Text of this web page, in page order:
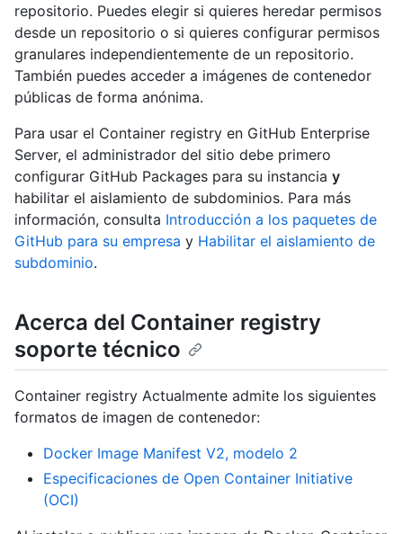
repositorio. Puedes elegir si quieres heredar permisos
desde un repositorio o si quieres configurar permisos
granulares independientemente de un repositorio.
También puedes acceder a imágenes de contenedor
públicas de forma anónima.
Para usar el Container registry en GitHub Enterprise
Server, el administrador del sitio debe primero
configurar GitHub Packages para su instancia y
habilitar el aislamiento de subdominios. Para más
información, consulta Introducción a los paquetes de
GitHub para su empresa y Habilitar el aislamiento de
subdominio.
Acerca del Container registry
soporte técnico
Container registry Actualmente admite los siguientes
formatos de imagen de contenedor:
Docker Image Manifest V2, modelo 2
Especificaciones de Open Container Initiative
(OCI)